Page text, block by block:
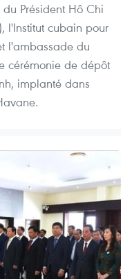
Président Hô Chi
l'Institut cubain pour
l'ambassade du
cérémonie de dépôt
implanté dans